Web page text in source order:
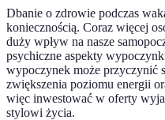
Dbanie o zdrowie podczas
koniecznością. Coraz więcej
duży wpływ na nasze
psychiczne aspekty
wypoczynek może przyczynić
zwiększenia poziomu energii
więc inwestować w oferty
stylowi życia.